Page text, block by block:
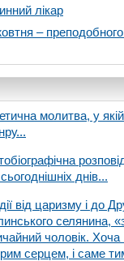
лікар
–
молитва, у
днів...
від царизму і до
селянина,
чоловік. Хоча
серцем, і саме